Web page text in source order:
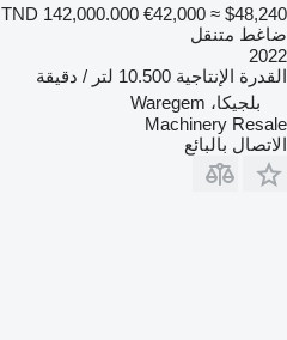
TND 142,000.000 €42,000 ≈ $48,240
ضاغط متنقل
2022
القدرة الإنتاجية 10.500 لتر / دقيقة
بلجيكا، Waregem
Machinery Resale
الاتصال بالبائع